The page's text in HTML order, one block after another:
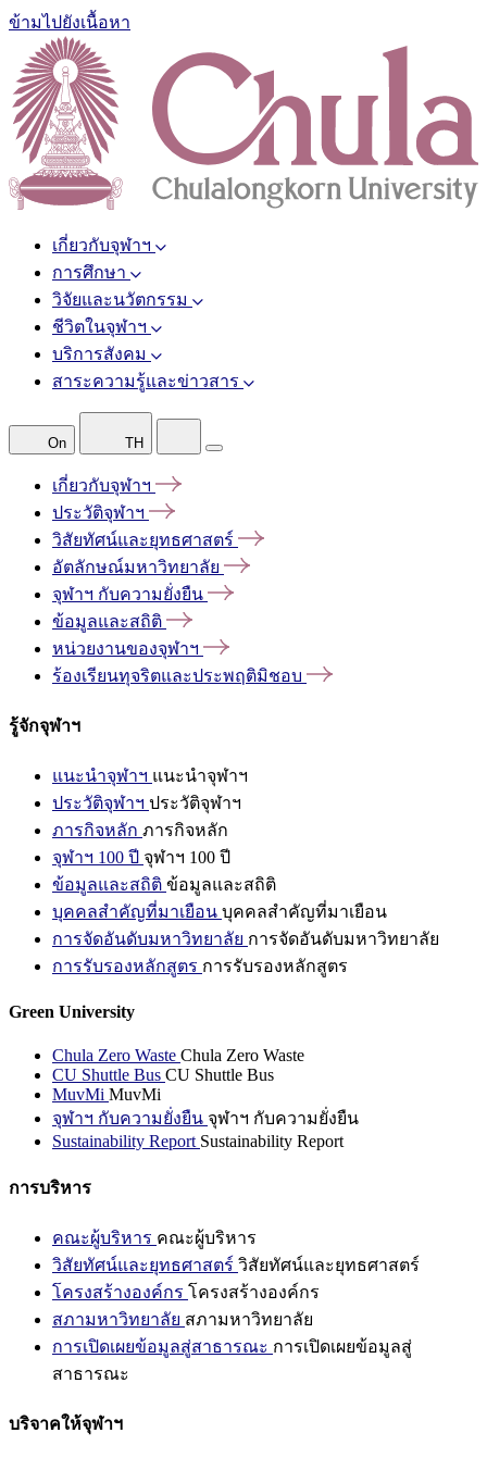
ข้ามไปยังเนื้อหา
เกี่ยวกับจุฬาฯ
การศึกษา
วิจัยและนวัตกรรม
ชีวิตในจุฬาฯ
บริการสังคม
สาระความรู้และข่าวสาร
On TH
เกี่ยวกับจุฬาฯ
ประวัติจุฬาฯ
วิสัยทัศน์และยุทธศาสตร์
อัตลักษณ์มหาวิทยาลัย
จุฬาฯ กับความยั่งยืน
ข้อมูลและสถิติ
หน่วยงานของจุฬาฯ
ร้องเรียนทุจริตและประพฤติมิชอบ
รู้จักจุฬาฯ
แนะนำจุฬาฯ แนะนำจุฬาฯ
ประวัติจุฬาฯ ประวัติจุฬาฯ
ภารกิจหลัก ภารกิจหลัก
จุฬาฯ 100 ปี จุฬาฯ 100 ปี
ข้อมูลและสถิติ ข้อมูลและสถิติ
บุคคลสำคัญที่มาเยือน บุคคลสำคัญที่มาเยือน
การจัดอันดับมหาวิทยาลัย การจัดอันดับมหาวิทยาลัย
การรับรองหลักสูตร การรับรองหลักสูตร
Green University
Chula Zero Waste Chula Zero Waste
CU Shuttle Bus CU Shuttle Bus
MuvMi MuvMi
จุฬาฯ กับความยั่งยืน จุฬาฯ กับความยั่งยืน
Sustainability Report Sustainability Report
การบริหาร
คณะผู้บริหาร คณะผู้บริหาร
วิสัยทัศน์และยุทธศาสตร์ วิสัยทัศน์และยุทธศาสตร์
โครงสร้างองค์กร โครงสร้างองค์กร
สภามหาวิทยาลัย สภามหาวิทยาลัย
การเปิดเผยข้อมูลสู่สาธารณะ การเปิดเผยข้อมูลสู่
สาธารณะ
บริจาคให้จุฬาฯ